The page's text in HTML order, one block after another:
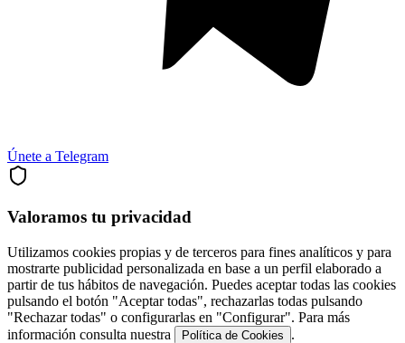
Únete a Telegram
Valoramos tu privacidad
Utilizamos cookies propias y de terceros para fines analíticos y para
mostrarte publicidad personalizada en base a un perfil elaborado a
partir de tus hábitos de navegación. Puedes aceptar todas las cookies
pulsando el botón "Aceptar todas", rechazarlas todas pulsando
"Rechazar todas" o configurarlas en "Configurar". Para más
información consulta nuestra
Política de Cookies .